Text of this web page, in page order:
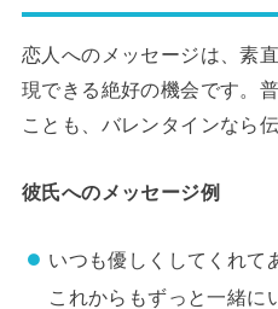
恋人へのメッセージは、素
現できる絶好の機会です。
ことも、バレンタインなら
彼氏へのメッセージ例
いつも優しくしてくれて
これからもずっと一緒に